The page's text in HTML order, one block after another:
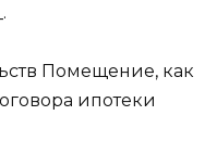
Помещение, как
ипотеки